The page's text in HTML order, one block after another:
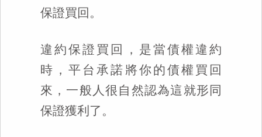
保證買回。
違約保證買回，是當債權違約
時，平台承諾將你的債權買回
來，一般人很自然認為這就形同
保證獲利了。